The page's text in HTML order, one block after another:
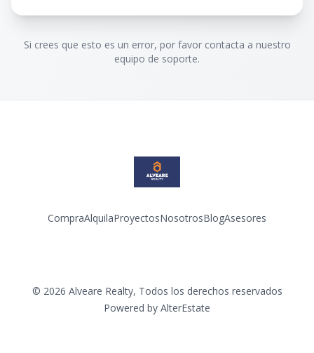
Si crees que esto es un error, por favor contacta a nuestro
equipo de soporte.
CompraAlquilaProyectosNosotrosBlogAsesores
© 2026 Alveare Realty, Todos los derechos reservados
Powered by AlterEstate